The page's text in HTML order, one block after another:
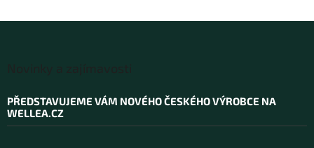
ý
PŘEDSTAVUJEME VÁM NOVÉHO ČESKÉHO VÝROBCE NA
WELLEA.CZ